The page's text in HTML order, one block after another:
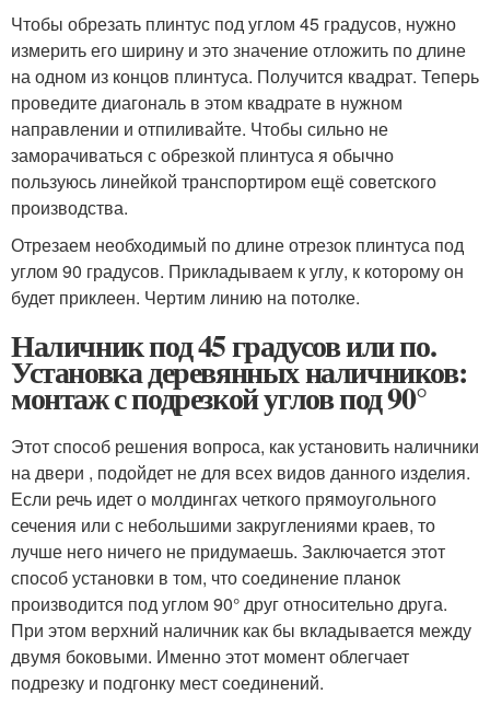
Чтобы обрезать плинтус под углом 45 градусов, нужно
измерить его ширину и это значение отложить по длине
на одном из концов плинтуса. Получится квадрат. Теперь
проведите диагональ в этом квадрате в нужном
направлении и отпиливайте. Чтобы сильно не
заморачиваться с обрезкой плинтуса я обычно
пользуюсь линейкой транспортиром ещё советского
производства.
Отрезаем необходимый по длине отрезок плинтуса под
углом 90 градусов. Прикладываем к углу, к которому он
будет приклеен. Чертим линию на потолке.
Наличник под 45 градусов или по.
Установка деревянных наличников:
монтаж с подрезкой углов под 90°
Этот способ решения вопроса, как установить наличники
на двери , подойдет не для всех видов данного изделия.
Если речь идет о молдингах четкого прямоугольного
сечения или с небольшими закруглениями краев, то
лучше него ничего не придумаешь. Заключается этот
способ установки в том, что соединение планок
производится под углом 90° друг относительно друга.
При этом верхний наличник как бы вкладывается между
двумя боковыми. Именно этот момент облегчает
подрезку и подгонку мест соединений.